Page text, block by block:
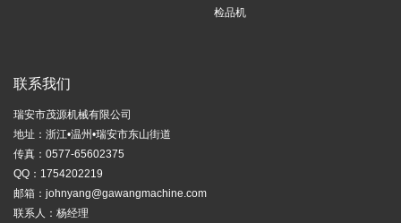
检品机
联系我们
瑞安市茂源机械有限公司
地址：浙江•温州•瑞安市东山街道
传真：0577-65602375
QQ：1754202219
邮箱： johnyang@gawangmachine.com
联系人：杨经理